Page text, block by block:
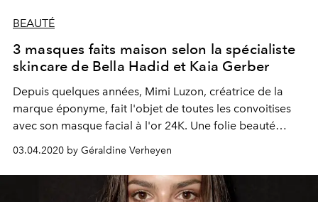
BEAUTÉ
3 masques faits maison selon la spécialiste
skincare de Bella Hadid et Kaia Gerber
Depuis quelques années, Mimi Luzon, créatrice de la
marque éponyme, fait l'objet de toutes les convoitises
avec son masque facial à l'or 24K. Une folie beauté
plébiscitée par les plus grandes stars, à l'instar de Kaia
Gerber ou Bella Hadid. En période de quarantaine, la
spécialiste dévoile ses recettes de masques faits maison,
et la routine skincare à mettre en place pour jouir de
03.04.2020 by Géraldine Verheyen